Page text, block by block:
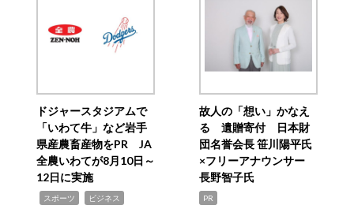
ドジャースタジアムで
「いわて牛」など岩手
県産農畜産物をPR JA
全農いわてが8月10日～
12日に実施
スポーツ ビジネス
故人の「想い」かなえ
る 遺贈寄付 日本財
団名誉会長 笹川陽平氏
×フリーアナウンサー
長野智子氏
PR